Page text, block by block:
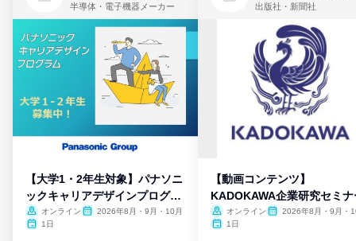
半導体・電子機器メーカー
【大学1・2年生対象】パナソニ
ックキャリアデザインプログラ
ム
オンライン
2026年8月・9月・10月
1日
出版社・新聞社
【動画コンテンツ】
KADOKAWA企業研究セミナ
オンライン
2026年8月・9月・
1日